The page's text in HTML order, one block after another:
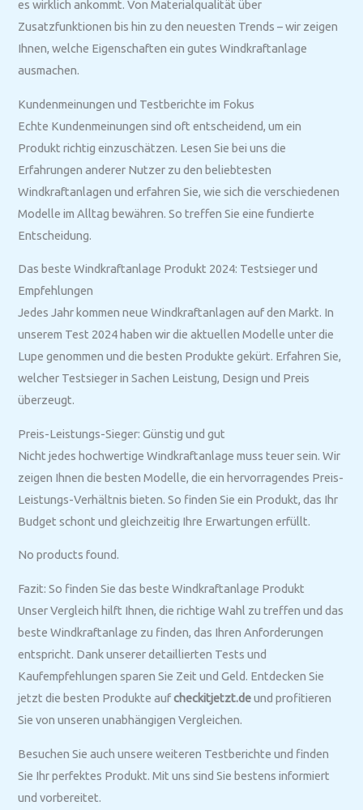
es wirklich ankommt. Von Materialqualität über
Zusatzfunktionen bis hin zu den neuesten Trends – wir zeigen
Ihnen, welche Eigenschaften ein gutes Windkraftanlage
ausmachen.
Kundenmeinungen und Testberichte im Fokus
Echte Kundenmeinungen sind oft entscheidend, um ein
Produkt richtig einzuschätzen. Lesen Sie bei uns die
Erfahrungen anderer Nutzer zu den beliebtesten
Windkraftanlagen und erfahren Sie, wie sich die verschiedenen
Modelle im Alltag bewähren. So treffen Sie eine fundierte
Entscheidung.
Das beste Windkraftanlage Produkt 2024: Testsieger und
Empfehlungen
Jedes Jahr kommen neue Windkraftanlagen auf den Markt. In
unserem Test 2024 haben wir die aktuellen Modelle unter die
Lupe genommen und die besten Produkte gekürt. Erfahren Sie,
welcher Testsieger in Sachen Leistung, Design und Preis
überzeugt.
Preis-Leistungs-Sieger: Günstig und gut
Nicht jedes hochwertige Windkraftanlage muss teuer sein. Wir
zeigen Ihnen die besten Modelle, die ein hervorragendes Preis-
Leistungs-Verhältnis bieten. So finden Sie ein Produkt, das Ihr
Budget schont und gleichzeitig Ihre Erwartungen erfüllt.
No products found.
Fazit: So finden Sie das beste Windkraftanlage Produkt
Unser Vergleich hilft Ihnen, die richtige Wahl zu treffen und das
beste Windkraftanlage zu finden, das Ihren Anforderungen
entspricht. Dank unserer detaillierten Tests und
Kaufempfehlungen sparen Sie Zeit und Geld. Entdecken Sie
jetzt die besten Produkte aufcheckitjetzt.deund profitieren
Sie von unseren unabhängigen Vergleichen.
Besuchen Sie auch unsere weiteren Testberichte und finden
Sie Ihr perfektes Produkt. Mit uns sind Sie bestens informiert
und vorbereitet.